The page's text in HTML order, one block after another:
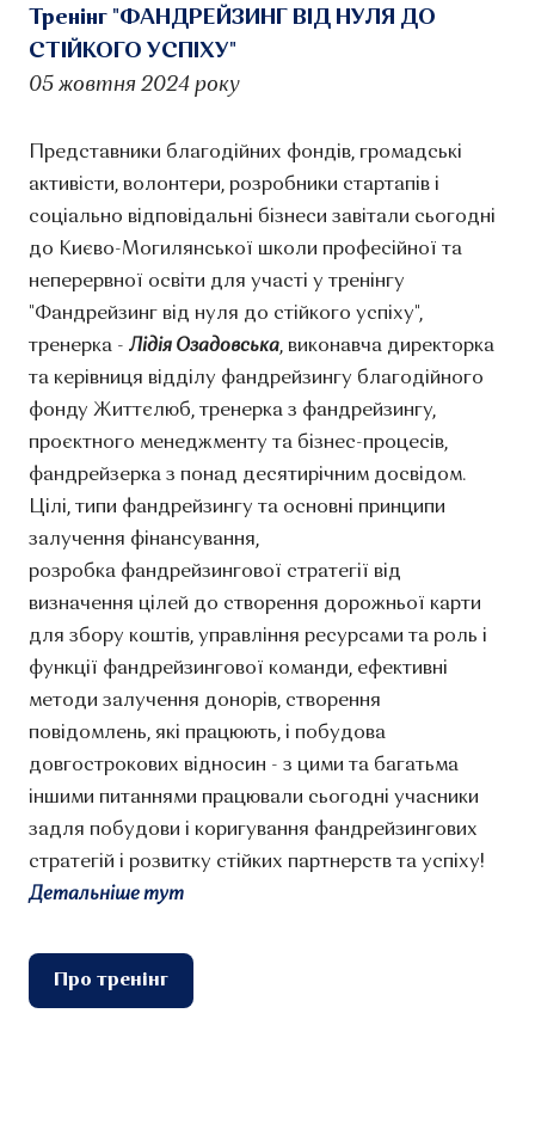
Тренінг "ФАНДРЕЙЗИНГ ВІД НУЛЯ ДО
СТІЙКОГО УСПІХУ"
05 жовтня 2024 року
Представники благодійних фондів, громадські
активісти, волонтери, розробники стартапів і
соціально відповідальні бізнеси завітали сьогодні
до Києво-Могилянської школи професійної та
неперервної освіти для участі у тренінгу
"Фандрейзинг від нуля до стійкого успіху",
тренерка - Лідія Озадовська, виконавча директорка
та керівниця відділу фандрейзингу благодійного
фонду Життєлюб, тренерка з фандрейзингу,
проєктного менеджменту та бізнес-процесів,
фандрейзерка з понад десятирічним досвідом.
️Цілі, типи фандрейзингу та основні принципи
залучення фінансування,
розробка фандрейзингової стратегії від
визначення цілей до створення дорожньої карти
для збору коштів,️ управління ресурсами та роль і
функції фандрейзингової команди, ️ефективні
методи залучення донорів, створення
повідомлень, які працюють, і ️побудова
довгострокових відносин - з цими та багатьма
іншими питаннями працювали сьогодні учасники
задля побудови і коригування фандрейзингових
стратегій і розвитку стійких партнерств та успіху!
Детальніше тут
Про тренінг